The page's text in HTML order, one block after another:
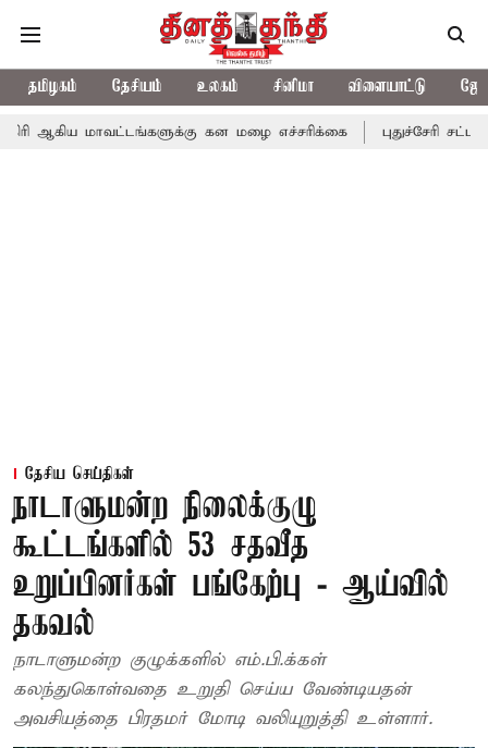
தமிழகம் தேசியம் உலகம் சினிமா விளையாட்டு
கன மழை எச்சரிக்கை புதுச்சேரி சட்டசபையில்
தேசிய செய்திகள்
நாடாளுமன்ற நிலைக்குழு
கூட்டங்களில் 53 சதவீத
உறுப்பினர்கள் பங்கேற்பு - ஆய்வில்
தகவல்
நாடாளுமன்ற குழுக்களில் எம்.பி.க்கள்
கலந்துகொள்வதை உறுதி செய்ய வேண்டியதன்
அவசியத்தை பிரதமர் மோடி வலியுறுத்தி உள்ளார்.